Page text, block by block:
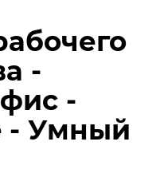
-
-
- Умный